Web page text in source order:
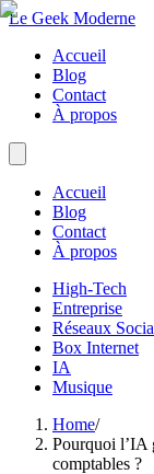
Le Geek Moderne
Accueil
Blog
Contact
À propos
Accueil
Blog
Contact
À propos
High-Tech
Entreprise
Réseaux
Box Internet
IA
Musique
Home/
Pourquoi l’IA
comptables ?